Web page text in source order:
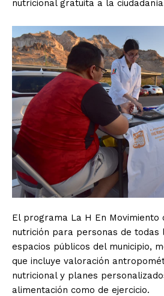
nutricional gratuita a la
El programa La H En Movimiento
nutrición para personas de todas
espacios públicos del municipio,
que incluye valoración
nutricional y planes
alimentación como de ejercicio.